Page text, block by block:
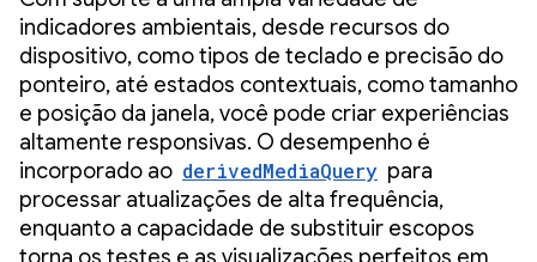
indicadores ambientais, desde recursos do
dispositivo, como tipos de teclado e precisão do
ponteiro, até estados contextuais, como tamanho
e posição da janela, você pode criar experiências
altamente responsivas. O desempenho é
incorporado ao derivedMediaQuery para
processar atualizações de alta frequência,
enquanto a capacidade de substituir escopos
torna os testes e as visualizações perfeitos em